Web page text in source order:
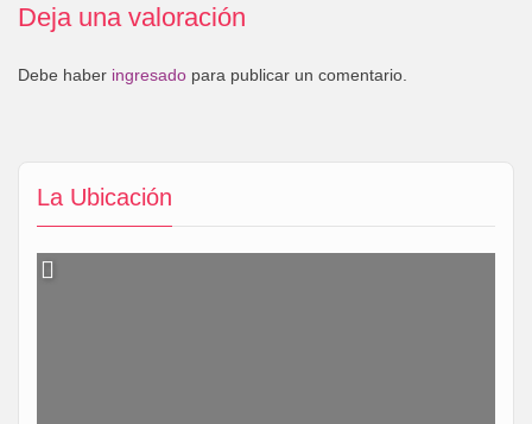
La Ubicación
Deja una valoración
Debe haber ingresado para publicar un comentario.